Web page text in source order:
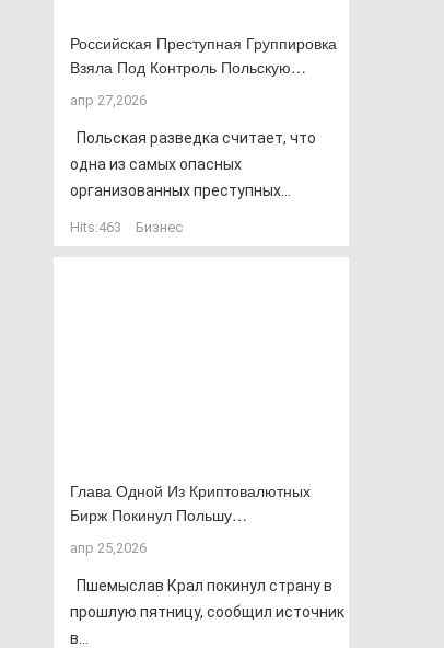
Российская Преступная Группировка
Взяла Под Контроль Польскую…
апр 27,2026
Польская разведка считает, что
одна из самых опасных
организованных преступных...
Hits:463 Бизнес
Глава Одной Из Криптовалютных
Бирж Покинул Польшу…
апр 25,2026
Пшемыслав Крал покинул страну в
прошлую пятницу, сообщил источник
в...